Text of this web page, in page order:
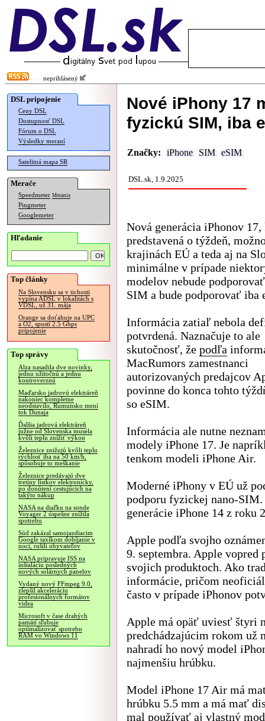
neprihlásený
DSL pripojenie
Ceny DSL
Dostupnosť DSL
Fórum o DSL
Výsledky meraní
Satelitná mapa SR
Merače
Speedmeter Merania
Pingmeter
Googlemeter
Hľadanie
Top články
Na Slovensku sa v tichosti
vypína ADSL v lokalitách s
VDSL, už 31. mája
Orange sa doťahuje na UPC
a O2, spustí 2.5 Gbps
pripojenie
Top správy
Alza nasadila dve novinky,
jednu užitočnú a jednu
kontroverznú
Maďarsko jadrovú elektráreň
nakoniec kompletne
neodstavilo, Rumunsko mení
tok Dunaja
Ďalšia jadrová elektráreň
južne od Slovenska musela
kvôli teplu znížiť výkon
Železnice znižujú kvôli teplu
rýchlosť iba na 50 km/h,
spôsobuje to meškanie
Železnice predávajú dve
tretiny lístkov elektronicky,
po donútení cestujúcich na
takýto nákup
NASA na diaľku na sonde
Voyager 2 úspešne znížila
spotrebu
Súd zakázal samojazdiacim
Google taxíkom dobíjanie v
noci, rušili obyvateľov
NASA pripravuje ISS na
inštaláciu posledných
nových solárnych panelov
Vydaný nový FFmpeg 9.0,
zlepšil akceleráciu
profesionálnych formátov
videa
Microsoft v čase drahých
pamätí sľubuje
optimalizovať spotrebu
RAM vo Windows 11
Nové iPhony 17
fyzickú SIM, iba
Značky: iPhone SIM eSIM
DSL.sk, 1.9.2025
Nová generácia iPhonov 17,
predstavená o týždeň,
krajinách EÚ a teda aj na
minimálne v prípade
modelov nebude
SIM a bude podporovať iba
Informácia zatiaľ nebola
potvrdená. Naznačuje to ale
skutočnosť, že podľa
MacRumors zamestnanci
autorizovaných predajcov
povinne do konca tohto
so eSIM.
Informácia ale nutne
modely iPhone 17. Je
tenkom modeli iPhone Air.
Moderné iPhony v EÚ už
podporu fyzickej nano-
generácie iPhone 14 z roku
Apple podľa svojho
9. septembra. Apple
svojich produktoch. Ako
informácie, pričom
často v prípade iPhonov
Apple má opäť uviesť štyri
predchádzajúcim rokom už
nahradí ho nový model
najmenšiu hrúbku.
Model iPhone 17 Air má
hrúbku 5.5 mm a má mať
mal používať aj vlastný